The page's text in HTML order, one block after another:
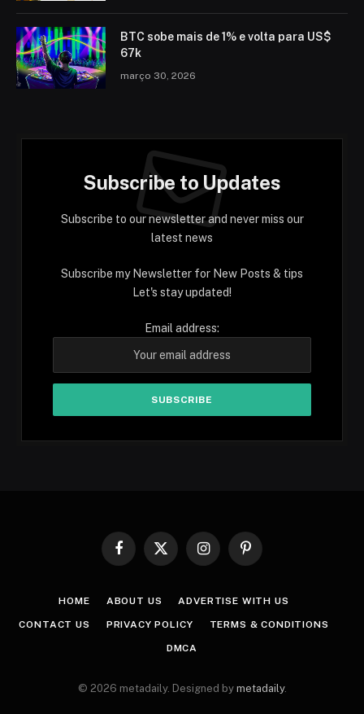
BTC sobe mais de 1% e volta para US$
67k
março 30, 2026
Subscribe to Updates
Subscribe to our newsletter and never miss our
latest news
Subscribe my Newsletter for New Posts & tips
Let's stay updated!
Email address:
Facebook
X
InstagramPinterest
HOME ABOUT US ADVERTISE WITH US
CONTACT US PRIVACY POLICY TERMS & CONDITIONS
DMCA
© 2026 metadaily. Designed by metadaily.